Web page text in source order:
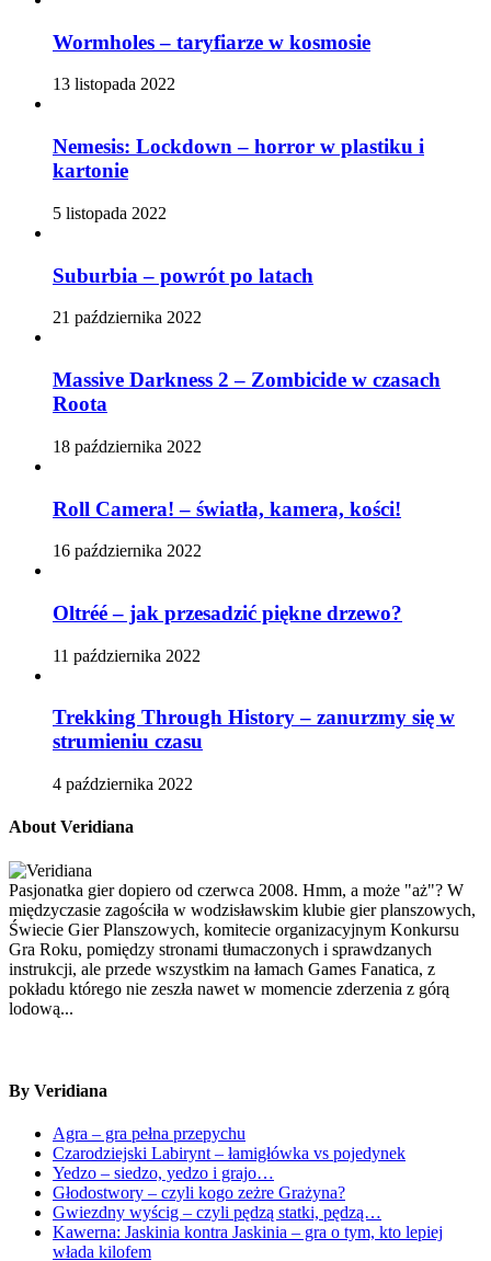
Wormholes – taryfiarze w kosmosie
13 listopada 2022
Nemesis: Lockdown – horror w plastiku i
kartonie
5 listopada 2022
Suburbia – powrót po latach
21 października 2022
Massive Darkness 2 – Zombicide w czasach
Roota
18 października 2022
Roll Camera! – światła, kamera, kości!
16 października 2022
Oltréé – jak przesadzić piękne drzewo?
11 października 2022
Trekking Through History – zanurzmy się w
strumieniu czasu
4 października 2022
About Veridiana
Pasjonatka gier dopiero od czerwca 2008. Hmm, a może "aż"? W
międzyczasie zagościła w wodzisławskim klubie gier planszowych,
Świecie Gier Planszowych, komitecie organizacyjnym Konkursu
Gra Roku, pomiędzy stronami tłumaczonych i sprawdzanych
instrukcji, ale przede wszystkim na łamach Games Fanatica, z
pokładu którego nie zeszła nawet w momencie zderzenia z górą
lodową...
By Veridiana
Agra – gra pełna przepychu
Czarodziejski Labirynt – łamigłówka vs pojedynek
Yedzo – siedzo, yedzo i grajo…
Głodostwory – czyli kogo zeżre Grażyna?
Gwiezdny wyścig – czyli pędzą statki, pędzą…
Kawerna: Jaskinia kontra Jaskinia – gra o tym, kto lepiej
włada kilofem